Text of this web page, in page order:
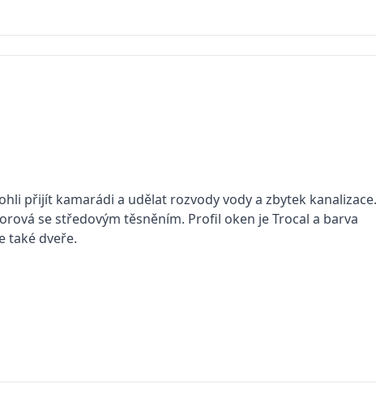
přijít kamarádi a udělat rozvody vody a zbytek kanalizace.
se středovým těsněním. Profil oken je Trocal a barva
také dveře.